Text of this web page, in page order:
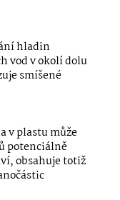
hladin
vod v okolí dolu
smíšené
v plastu může
potenciálně
obsahuje totiž